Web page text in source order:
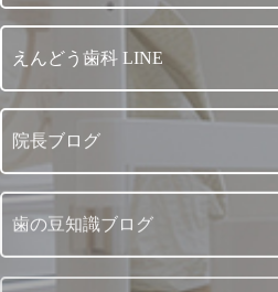
えんどう歯科 LINE
院長ブログ
歯の豆知識ブログ